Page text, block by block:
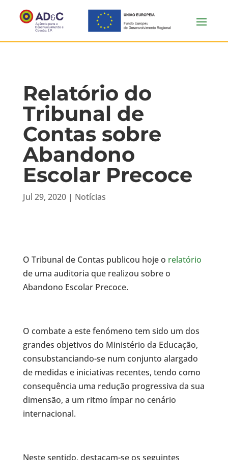
Relatório do
Tribunal de
Contas sobre
Abandono
Escolar Precoce
Jul 29, 2020| Notícias
O Tribunal de Contas publicou hoje o relatório
de uma auditoria que realizou sobre o
Abandono Escolar Precoce.
O combate a este fenómeno tem sido um dos
grandes objetivos do Ministério da Educação,
consubstanciando-se num conjunto alargado
de medidas e iniciativas recentes, tendo como
consequência uma redução progressiva da sua
dimensão, a um ritmo ímpar no cenário
internacional.
Neste sentido, destacam-se os seguintes